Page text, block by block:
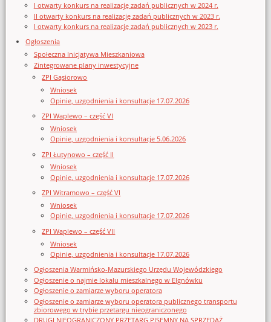
I otwarty konkurs na realizację zadań publicznych w 2024 r.
II otwarty konkurs na realizację zadań publicznych w 2023 r.
I otwarty konkurs na realizację zadań publicznych w 2023 r.
Ogłoszenia
Społeczna Inicjatywa Mieszkaniowa
Zintegrowane plany inwestycyjne
ZPI Gąsiorowo
Wniosek
Opinie, uzgodnienia i konsultacje 17.07.2026
ZPI Waplewo – część VI
Wniosek
Opinie, uzgodnienia i konsultacje 5.06.2026
ZPI Łutynowo – część II
Wniosek
Opinie, uzgodnienia i konsultacje 17.07.2026
ZPI Witramowo – część VI
Wniosek
Opinie, uzgodnienia i konsultacje 17.07.2026
ZPI Waplewo – część VII
Wniosek
Opinie, uzgodnienia i konsultacje 17.07.2026
Ogłoszenia Warmińsko-Mazurskiego Urzędu Wojewódzkiego
Ogłoszenie o najmie lokalu mieszkalnego w Elgnówku
Ogłoszenie o zamiarze wyboru operatora
Ogłoszenie o zamiarze wyboru operatora publicznego transportu
zbiorowego w trybie przetargu nieograniczonego
DRUGI NIEOGRANICZONY PRZETARG PISEMNY NA SPRZEDAŻ